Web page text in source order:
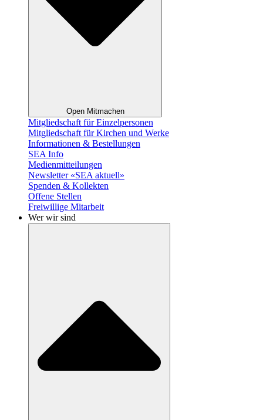
Open Mitmachen
Mitgliedschaft für Einzelpersonen
Mitgliedschaft für Kirchen und Werke
Informationen & Bestellungen
SEA Info
Medienmitteilungen
Newsletter «SEA aktuell»
Spenden & Kollekten
Offene Stellen
Freiwillige Mitarbeit
Wer wir sind